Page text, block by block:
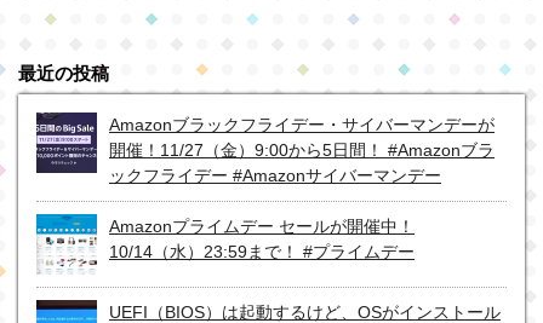
最近の投稿
Amazonブラックフライデー・サイバーマンデーが
開催！11/27（金）9:00から5日間！ #Amazonブラ
ックフライデー #Amazonサイバーマンデー
Amazonプライムデー セールが開催中！
10/14（水）23:59まで！ #プライムデー
UEFI（BIOS）は起動するけど、OSがインストール